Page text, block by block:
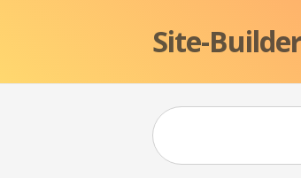
Site-